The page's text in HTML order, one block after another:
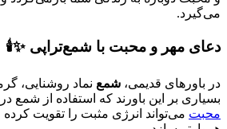
می‌گیرد.
دعای مهر و محبت با شمع‌تراپی ✨🕯️
در باورهای قدیمی، شمع نماد روشنایی،
بسیاری بر این باورند که استفاده از شمع در
محبت می‌تواند انرژی مثبت را تقویت کرده